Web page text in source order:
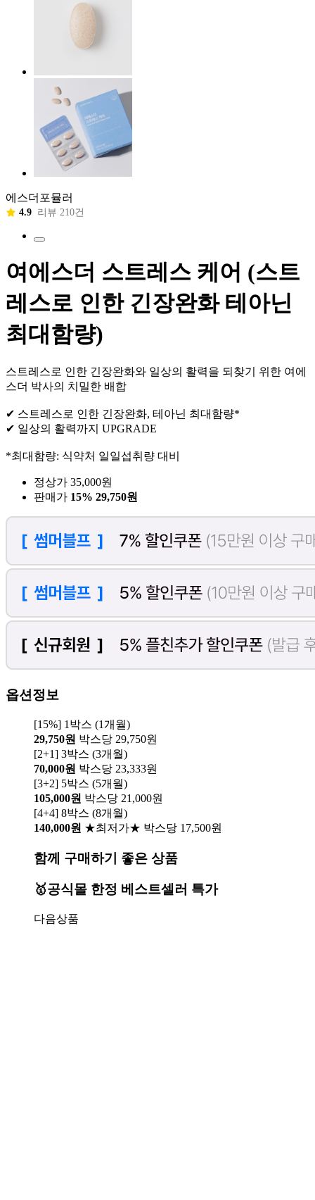
에스더포뮬러
4.9 리뷰 210건
여에스더 스트레스 케어 (스트
레스로 인한 긴장완화 테아닌
최대함량)
스트레스로 인한 긴장완화와 일상의 활력을 되찾기 위한 여에
스더 박사의 치밀한 배합
✔ 스트레스로 인한 긴장완화, 테아닌 최대함량*
✔ 일상의 활력까지 UPGRADE
*최대함량: 식약처 일일섭취량 대비
정상가 35,000원
판매가 15% 29,750원
옵션정보
[15%] 1박스 (1개월)
29,750원 박스당 29,750원
[2+1] 3박스 (3개월)
70,000원 박스당 23,333원
[3+2] 5박스 (5개월)
105,000원 박스당 21,000원
[4+4] 8박스 (8개월)
140,000원 ★최저가★ 박스당 17,500원
함께 구매하기 좋은 상품
🥇공식몰 한정 베스트셀러 특가
다음상품